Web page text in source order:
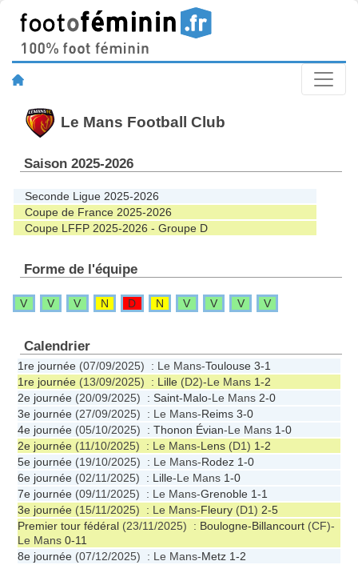
Le Mans Football Club
Saison 2025-2026
Seconde Ligue 2025-2026
Coupe de France 2025-2026
Coupe LFFP 2025-2026 - Groupe D
Forme de l'équipe
V V V N D N V V V V
Calendrier
1re journée (07/09/2025) : Le Mans-Toulouse 3-1
1re journée (13/09/2025) : Lille (D2)-Le Mans 1-2
2e journée (20/09/2025) : Saint-Malo-Le Mans 2-0
3e journée (27/09/2025) : Le Mans-Reims 3-0
4e journée (05/10/2025) : Thonon Évian-Le Mans 1-0
2e journée (11/10/2025) : Le Mans-Lens (D1) 1-2
5e journée (19/10/2025) : Le Mans-Rodez 1-0
6e journée (02/11/2025) : Lille-Le Mans 1-0
7e journée (09/11/2025) : Le Mans-Grenoble 1-1
3e journée (15/11/2025) : Le Mans-Fleury (D1) 2-5
Premier tour fédéral (23/11/2025) : Boulogne-Billancourt (CF)-
Le Mans 0-11
8e journée (07/12/2025) : Le Mans-Metz 1-2